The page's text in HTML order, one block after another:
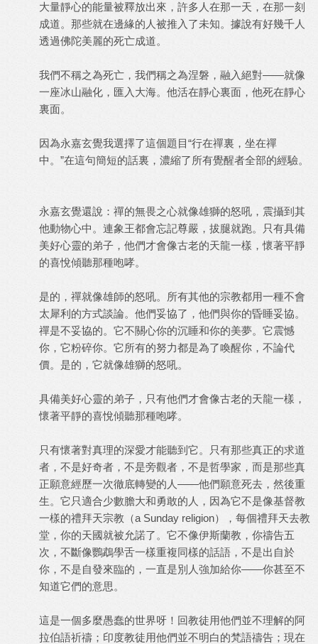
大量靜心的能量被釋放出來，許多人在那一天，在那一刻
成道。那些就在邊緣的人被推入了未知。據說有好幾千人
透過佛陀美麗的死亡成道。
我們不稱之為死亡，我們稱之為涅磐，融入絕對——就像
一座冰山融化，匯入大海。他活在靜心裏面，他死在靜心
裏面。
因為永嘉玄覺我選擇了這個題目“行在禪裏，坐在禪
中。”在這句簡短的話裏，濃縮了所有覺醒者全部的經驗。
永嘉玄覺還說：禪的無畏之心就像雄獅的怒吼，震攝到其
他動物心中。連象王都會忘記尊嚴，拔腿就跑。只有具備
美好心靈的弟子，他們才會像古老的天龍一樣，懷著平靜
的喜悅傾聽那種咆哮。
是的，禪就像雄師的怒吼。所有其他的宗教都用一種不會
太犀利的方式談論。他們妥協了，他們與你的昏睡妥協。
禪是不妥協的。它不關心你的沉睡和你的美夢。它震憾
你，它粉碎你。它所有的努力都是為了喚醒你，不論代
價。是的，它就像雄獅的怒吼。
具備美好心靈的弟子，只有他們才會像古老的天龍一樣，
懷著平靜的喜悅傾聽那種咆哮。
只有懷著對真理的深愛才能聽到它。只有那些真正的求道
者，不是好奇者，不是旁觀者，不是哲學家，而是那些真
正願意經歷一次徹底轉變的人——他們願意死去，然後重
生。它只適合少數膽大和勇敢的人，因為它不是像基督教
一樣的禮拜天宗教（a Sunday religion），每個禮拜天去教
堂，你的天國就被允諾了。它不像伊斯蘭教，你禱告五
次，不斷像鸚鵡學舌一樣重複同樣的話語，不是出自於
你，不是自發來臨的，一直是別人強加給你——你甚至不
知道它們的意思。
這是一個多麼愚蠢的世界呀！回教徒用他們並不理解的阿
拉伯語祈禱；印度教徒用他們並不明白的梵語禱告；現在